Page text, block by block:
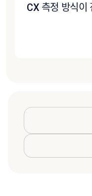
CX 측정 방식이